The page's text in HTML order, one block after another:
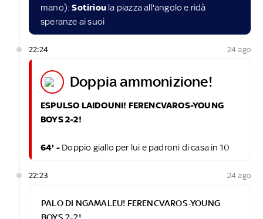
mano):Sotiriou la piazza all'angolo e ridà
speranze ai suoi
22:24 24 ago
doppia ammonizione!
ESPULSO LAIDOUNI! FERENCVAROS-YOUNG
BOYS 2-2!
64' - Doppio giallo per lui e padroni di casa in 10
22:23 24 ago
PALO DI NGAMALEU! FERENCVAROS-YOUNG